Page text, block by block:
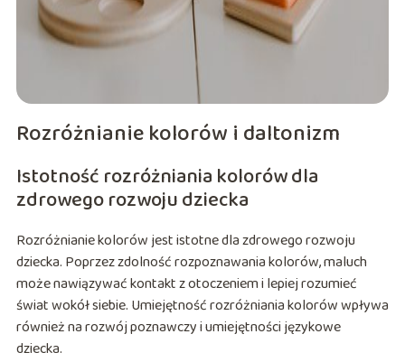
Rozróżnianie kolorów i daltonizm
Istotność rozróżniania kolorów dla
zdrowego rozwoju dziecka
Rozróżnianie kolorów jest istotne dla zdrowego rozwoju
dziecka. Poprzez zdolność rozpoznawania kolorów, maluch
może nawiązywać kontakt z otoczeniem i lepiej rozumieć
świat wokół siebie. Umiejętność rozróżniania kolorów wpływa
również na rozwój poznawczy i umiejętności językowe
dziecka.